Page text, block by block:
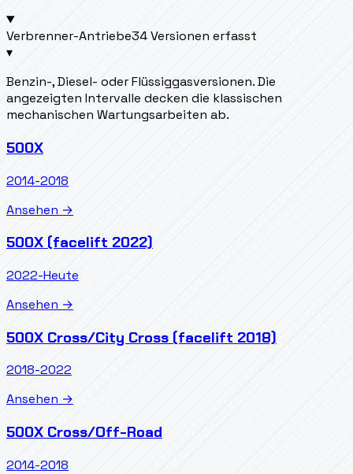
Verbrenner-Antriebe34 Versionen erfasst
▾
Benzin-, Diesel- oder Flüssiggasversionen. Die
angezeigten Intervalle decken die klassischen
mechanischen Wartungsarbeiten ab.
500X
2014-2018
Ansehen →
500X (facelift 2022)
2022-Heute
Ansehen →
500X Cross/City Cross (facelift 2018)
2018-2022
Ansehen →
500X Cross/Off-Road
2014-2018